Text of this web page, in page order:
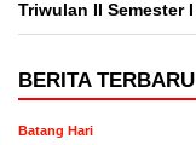
Triwulan II Semester
BERITA TERBARU
Batang Hari